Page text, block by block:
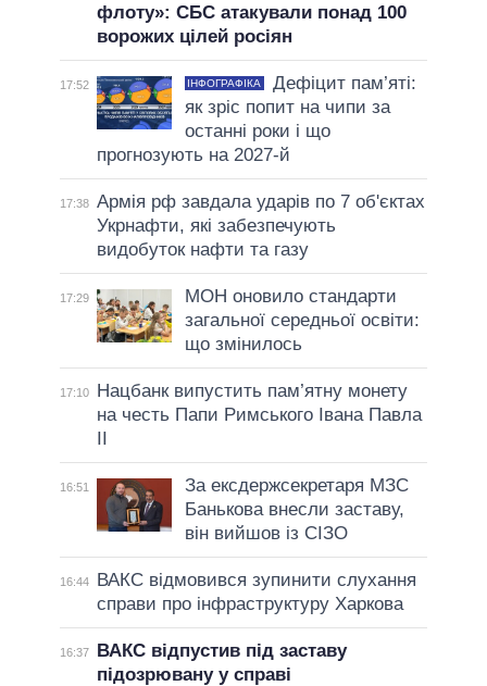
флоту»: СБС атакували понад 100
ворожих цілей росіян
17:52 ІНФОГРАФІКА
Дефіцит пам’яті:
як зріс попит на чипи за
останні роки і що
прогнозують на 2027-й
17:38 Армія рф завдала ударів по 7 об'єктах
Укрнафти, які забезпечують
видобуток нафти та газу
17:29
МОН оновило стандарти
загальної середньої освіти:
що змінилось
17:10
Нацбанк випустить пам’ятну монету
на честь Папи Римського Івана Павла
II
16:51
За ексдержсекретаря МЗС
Банькова внесли заставу,
він вийшов із СІЗО
16:44
ВАКС відмовився зупинити слухання
справи про інфраструктуру Харкова
16:37
ВАКС відпустив під заставу
підозрювану у справі